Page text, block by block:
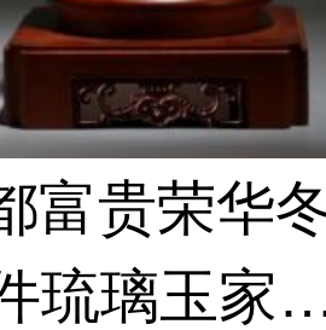
富贵荣华
琉璃玉家